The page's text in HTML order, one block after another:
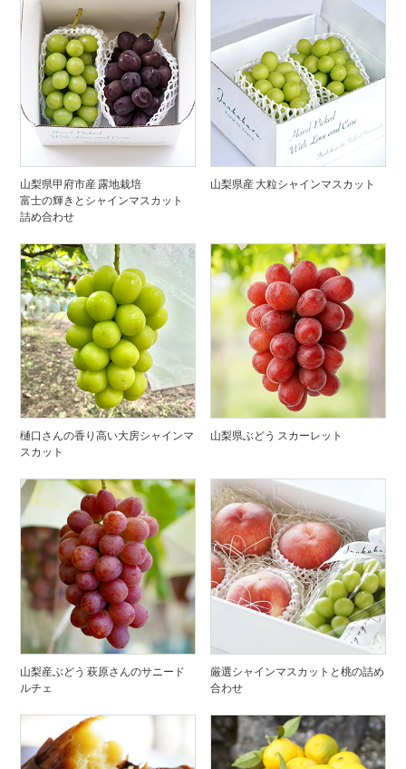
山梨県甲府市産 露地栽培
富士の輝きとシャインマスカット
詰め合わせ
山梨県産 大粒シャインマスカット
樋口さんの香り高い大房シャインマ
スカット
山梨県ぶどう スカーレット
山梨産ぶどう 萩原さんのサニード
ルチェ
厳選シャインマスカットと桃の詰め
合わせ